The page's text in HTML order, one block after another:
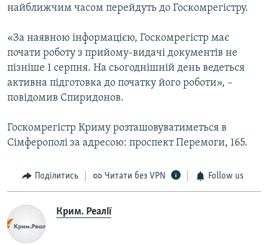
найближчим часом перейдуть до Госкомрегістру.
«За наявною інформацією, Госкомрегістр має
почати роботу з прийому-видачі документів не
пізніше 1 серпня. На сьогоднішній день ведеться
активна підготовка до початку його роботи», –
повідомив Спиридонов.
Госкомрегістр Криму розташовуватиметься в
Сімферополі за адресою: проспект Перемоги, 165.
Поділитись Читати без VPN Follow us
Крим. Реалії